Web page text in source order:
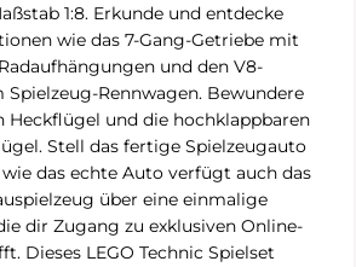
1:8. Erkunde und entdecke
wie das 7-Gang-Getriebe mit
und den V8-
Rennwagen. Bewundere
Heckflügel und die hochklappbaren
Stell das fertige Spielzeugauto
wie das echte Auto verfügt auch das
über eine einmalige
dir Zugang zu exklusiven Online-
Dieses LEGO Technic Spielset